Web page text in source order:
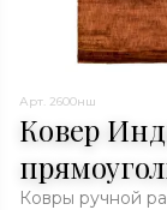
Арт. 2600нш
Ковер
Ковры ручной